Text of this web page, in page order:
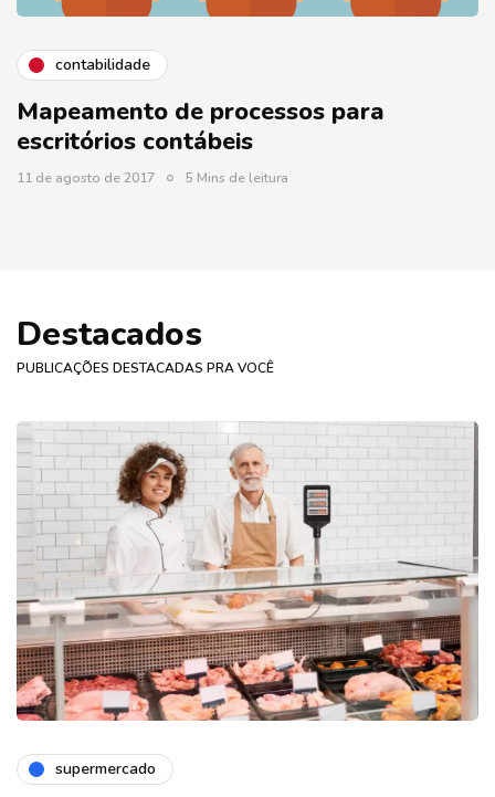
contabilidade
Mapeamento de processos para
escritórios contábeis
11 de agosto de 2017 5 Mins de leitura
Destacados
PUBLICAÇÕES DESTACADAS PRA VOCÊ
supermercado